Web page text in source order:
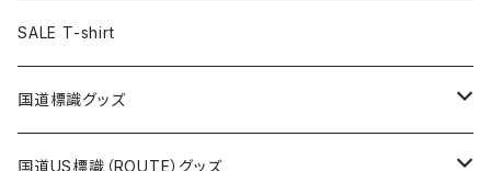
ランチバッグ
エコバッグ
クリアファイル
ステッカー
ホテルキーホルダー
モーテルキーホルダー
トートバッグ
マスク
エコバッグ
千葉ロッテマリーンズコラボ
ステッカー
モーテルキーホルダー
ホテルキーホルダー
ステッカー
ホテルキーホルダー
キャップ
ステッカー
Tシャツ
ステッカー
ホテルキーホルダー
SALE T-shirt
国道標識グッズ
ステッカー
国道US標識（ROUTE）グッズ